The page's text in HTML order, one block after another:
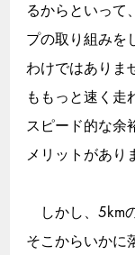
るからといって
プの取り組みを
わけではありま
ももっと速く走
スピード的な余
メリットがあり
しかし、5km
そこからいかに